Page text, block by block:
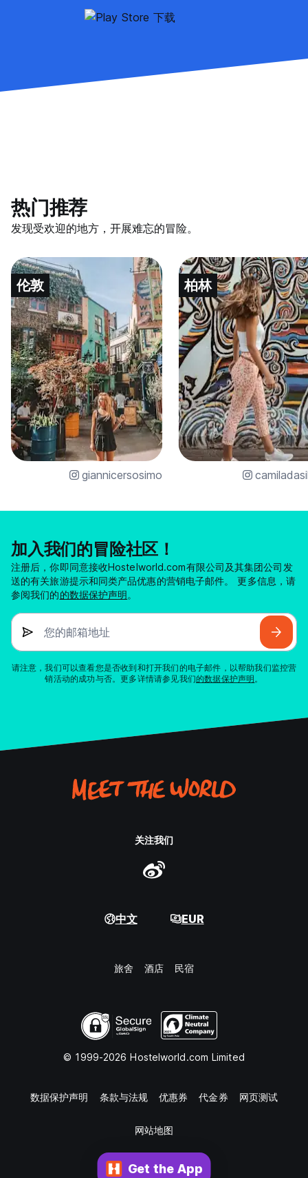
热门推荐
发现受欢迎的地方，开展难忘的冒险。
伦敦
giannicersosimo
柏林
加入我们的冒险社区！
注册后，你即同意接收Hostelworld.com有限公司及其集团公司发
送的有关旅游提示和同类产品优惠的营销电子邮件。 更多信息，请
参阅我们的的数据保护声明。
您的邮箱地址
请注意，我们可以查看您是否收到和打开我们的电子邮件，以帮助我们监控营
销活动的成功与否。更多详情请参见我们的数据保护声明。
Get the App
关注我们
中文 EUR
旅舍 酒店 民宿
© 1999-2026 Hostelworld.com Limited
数据保护声明 条款与法规 优惠券 代金券 网页测试
网站地图